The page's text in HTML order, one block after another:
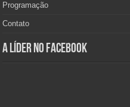
Programação
Contato
A Líder no Facebook